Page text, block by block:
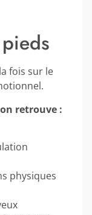
fois sur le
retrouve :
physiques